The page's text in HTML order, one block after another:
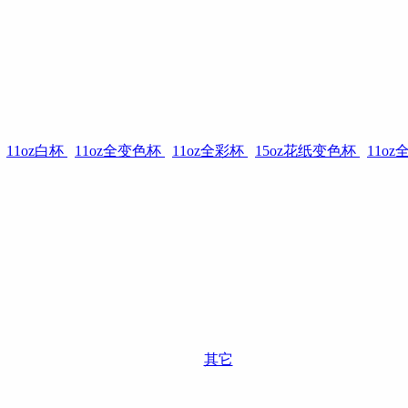
11oz白杯 11oz全变色杯 11oz全彩杯 15oz花纸变色杯 11oz
其它